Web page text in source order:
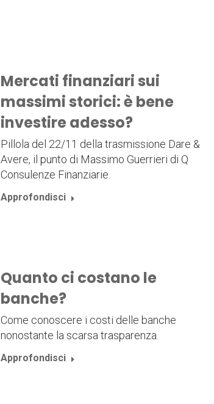
Mercati finanziari sui
massimi storici: è bene
investire adesso?
Pillola del 22/11 della trasmissione Dare &
Avere, il punto di Massimo Guerrieri di Q
Consulenze Finanziarie.
Approfondisci
Quanto ci costano le
banche?
Come conoscere i costi delle banche
nonostante la scarsa trasparenza.
Approfondisci